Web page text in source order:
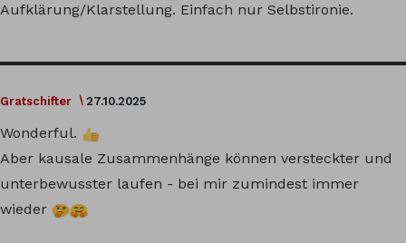
Aufklärung/Klarstellung. Einfach nur Selbstironie.
Gratschifter 27.10.2025
Wonderful.
Aber kausale Zusammenhänge können versteckter und
unterbewusster laufen - bei mir zumindest immer
wieder